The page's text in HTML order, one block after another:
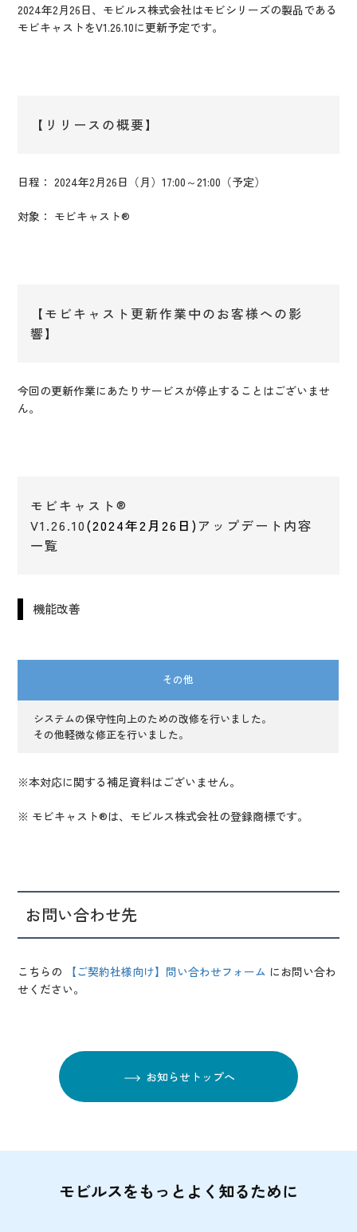
2024年2月26日、モビルス株式会社はモビシリーズの製品である
モビキャストをV1.26.10に更新予定です。
【リリースの概要】
日程：2024年2月26日（月）17:00～21:00（予定）
対象： モビキャスト®
【モビキャスト更新作業中のお客様への影
響】
今回の更新作業にあたりサービスが停止することはございませ
ん。
モビキャスト®
V1.26.10(2024年2月26日) アップデート内容
一覧
機能改善
その他
システムの保守性向上のための改修を行いました。
その他軽微な修正を行いました。
※本対応に関する補足資料はございません。
※ モビキャスト®は、モビルス株式会社の登録商標です。
お問い合わせ先
こちらの 【ご契約社様向け】問い合わせフォーム にお問い合わ
せください。
お知らせトップへ
モビルスをもっとよく知るために